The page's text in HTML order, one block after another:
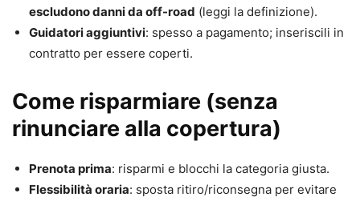
escludono danni da off-road (leggi la definizione).
Guidatori aggiuntivi: spesso a pagamento; inseriscili in
contratto per essere coperti.
Come risparmiare (senza
rinunciare alla copertura)
Prenota prima: risparmi e blocchi la categoria giusta.
Flessibilità oraria: sposta ritiro/riconsegna per evitare